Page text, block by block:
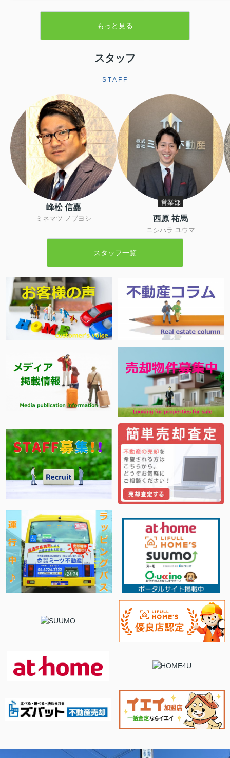
重なると、最終的に手元に残る金額のイ
譲渡所得税や住民税といった税金、空き
家の譲渡所得の3,000万円特別控除といっ
ておくことが大切です。この記事では、
やすい費用や税金の基本から、解体費補
法まで、順を追って分かりやすく解説し
ます。読み進めていただくことで、おお
よその手取り額の考...
ことで、農業以外の用途
されますが、その一方で
地並みの評価となり、税
ます。また、相続税に...
もっと見る
スタッフ
STAFF
峰松 信嘉
ミネマツ ノブヨシ
営業部
西原 祐馬
ニシハラ ユウマ
スタッフ一覧